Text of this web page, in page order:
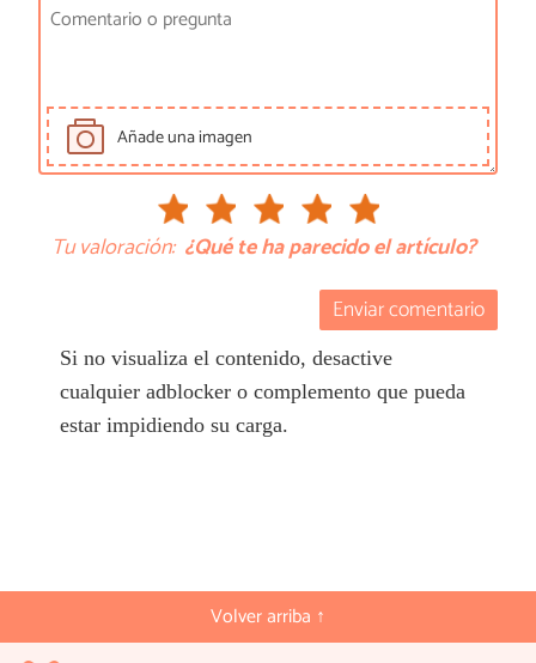
Añade una imagen
Tu valoración: ¿Qué te ha parecido el artículo?
Enviar comentario
Si no visualiza el contenido, desactive
cualquier adblocker o complemento que pueda
estar impidiendo su carga.
Volver arriba ↑